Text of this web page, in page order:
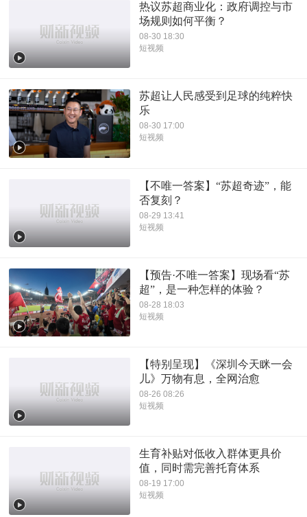
热议苏超商业化：政府调控与市
场规则如何平衡？
08-30 18:30
短视频
苏超让人民感受到足球的纯粹快
乐
08-30 17:00
短视频
【不唯一答案】“苏超奇迹”，能
否复刻？
08-29 13:41
短视频
【预告·不唯一答案】现场看“苏
超”，是一种怎样的体验？
08-28 18:03
短视频
【特别呈现】《深圳今天眯一会
儿》万物有息，全网治愈
08-26 08:26
短视频
生育补贴对低收入群体更具价
值，同时需完善托育体系
08-19 17:00
短视频